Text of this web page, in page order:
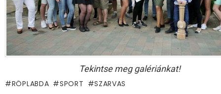
Tekintse meg galériánkat!
RÖPLABDA SPORT SZARVAS